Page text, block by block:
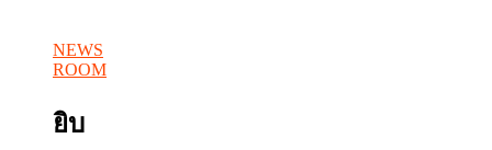
NEWS
ROOM
ยิบ